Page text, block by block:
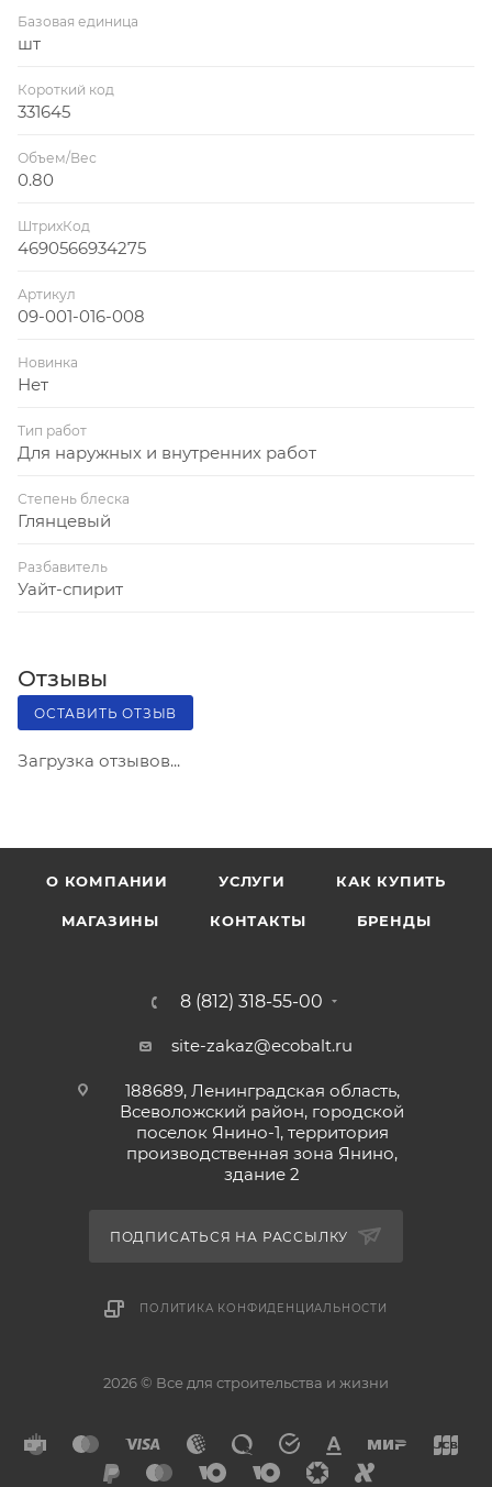
Базовая единица
шт
Короткий код
331645
Объем/Вес
0.80
ШтрихКод
4690566934275
Артикул
09-001-016-008
Новинка
Нет
Тип работ
Для наружных и внутренних работ
Степень блеска
Глянцевый
Разбавитель
Уайт-спирит
Отзывы
ОСТАВИТЬ ОТЗЫВ
Загрузка отзывов...
О КОМПАНИИ УСЛУГИ КАК КУПИТЬ
МАГАЗИНЫ КОНТАКТЫ БРЕНДЫ
8 (812) 318-55-00
site-zakaz@ecobalt.ru
188689, Ленинградская область,
Всеволожский район, городской
поселок Янино-1, территория
производственная зона Янино,
здание 2
ПОДПИСАТЬСЯ НА РАССЫЛКУ
ПОЛИТИКА КОНФИДЕНЦИАЛЬНОСТИ
2026 © Все для строительства и жизни